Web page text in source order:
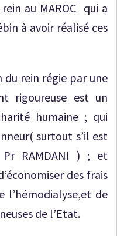
au MAROC qui a
à avoir réalisé ces
du rein régie par une
rigoureuse est un
humaine ; qui
surtout s’il est
RAMDANI ) ; et
des frais
l’hémodialyse,et de
de l’Etat.